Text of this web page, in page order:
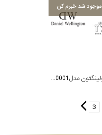
موجود شد خبرم کن
زیور آلات و جواهر دنیل ولینگتون مدل DW00400001
3